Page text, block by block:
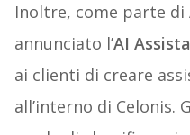
Inoltre, come parte di
annunciato l’AI
ai clienti di creare
all’interno di Celonis.